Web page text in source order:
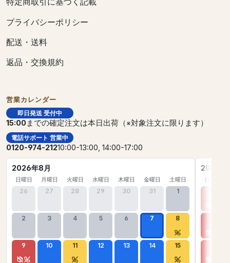
プライバシーポリシー
配送・送料
返品・交換規約
営業カレンダー
即日発送 受付中
15:00までの確定注文は本日出荷（※対象注文に限ります）
電話サポート 営業中
0120-974-21210:00-13:00, 14:00-17:00
2026年8月
日曜日 月曜日 火曜日 水曜日 木曜日 金曜日 土曜日
26 27 28 29 30 31 1
2 3 4 5 6 7 8
9 10 11 12 13 14 15
2026年
日曜日